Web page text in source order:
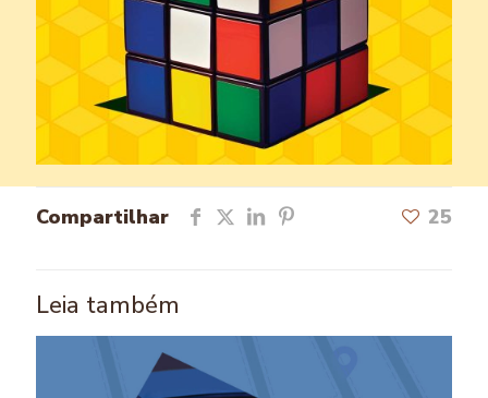
Compartilhar 25
Leia também